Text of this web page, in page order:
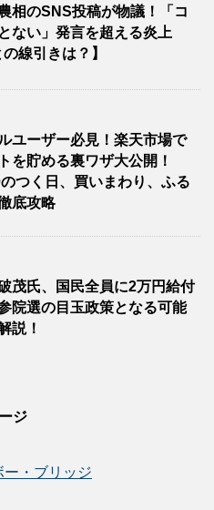
相のSNS投稿が物議！「コ
ない」発言を超える炎上
線引きは？】
ユーザー必見！楽天市場で
を貯める裏ワザ大公開！
つく日、買いまわり、ふる
底攻略
茂氏、国民全員に2万円給付
院選の目玉政策となる可能
説！
ジ
ー・ブリッジ